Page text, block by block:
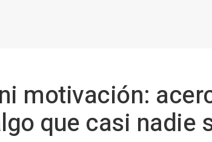
motivación:
que casi nadie